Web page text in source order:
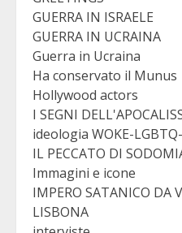
GUERRA IN ISRAELE
GUERRA IN UCRAINA
Guerra in Ucraina
Ha conservato il Munus
Hollywood actors
I SEGNI
ideologia WOKE-
IL PECCATO DI
Immagini e icone
IMPERO SATANICO DA
LISBONA